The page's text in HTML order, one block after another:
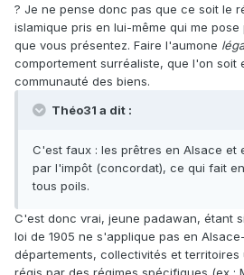
? Je ne pense donc pas que ce soit le
islamique pris en lui-même qui me
que vous présentez. Faire l'aumone
comportement surréaliste, que l'on soit
communauté des biens.
Théo31 a dit :
C'est faux : les prêtres en Alsace et
par l'impôt (concordat), ce qui fait
tous poils.
C'est donc vrai, jeune padawan, étant
loi de 1905 ne s'applique pas en
départements, collectivités et